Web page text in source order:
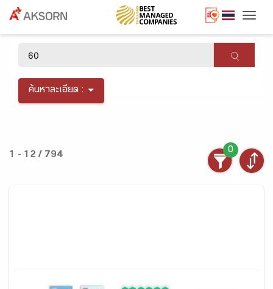
ค้นหาละเอียด :
1 - 12 / 794
0